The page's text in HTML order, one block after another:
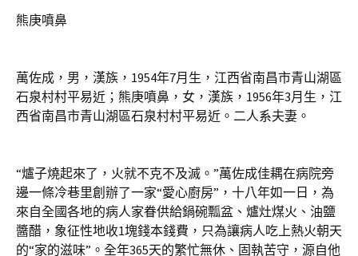
熊庚噴鼻
萬佐成，男，漢族，1954年7月生，江西省南昌市青山湖區
石泉村村平易近；熊庚噴鼻，女，漢族，1956年3月生，江
西省南昌市青山湖區石泉村村平易近。二人系夫妻。
“爐子燒起來了，火就不克不及滅。”萬佐成佳耦在病院旁
邊一條冷巷里創辦了一家“愛心廚房”，十八年如一日，為
來自全國各地的病人家眷供給鍋碗瓢盆、爐灶煤火、油鹽
醬醋，象征性地收1塊錢本錢費，只為讓病人吃上熱火朝天
的“家的滋味”。全年365天的繁忙無休、固執苦守，源自他